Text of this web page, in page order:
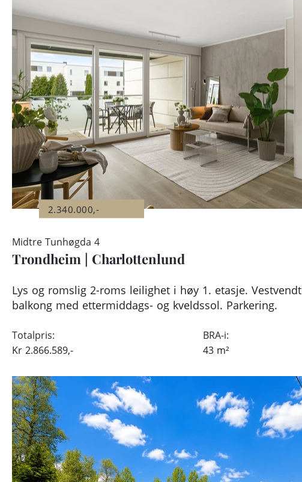
2.340.000,-
Midtre Tunhøgda 4
Trondheim | Charlottenlund
Lys og romslig 2-roms leilighet i høy 1. etasje. Vestvendt
balkong med ettermiddags- og kveldssol. Parkering.
Totalpris:
Kr 2.866.589,-
BRA-i:
43 m²